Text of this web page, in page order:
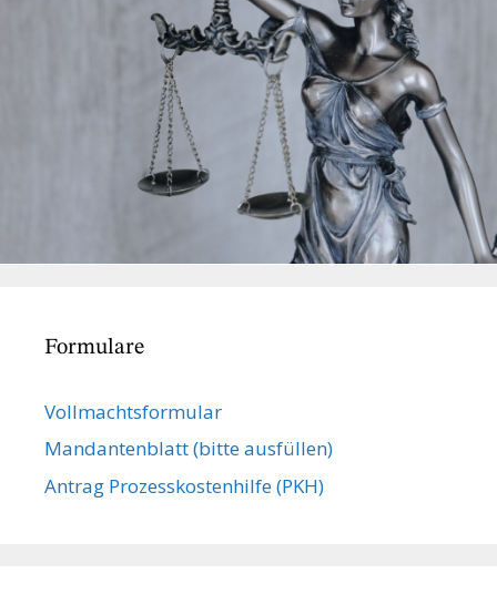
Formulare
Vollmachts­formular
Mandanten­blatt (bitte ausfüllen)
Antrag Prozesskostenhilfe (PKH)